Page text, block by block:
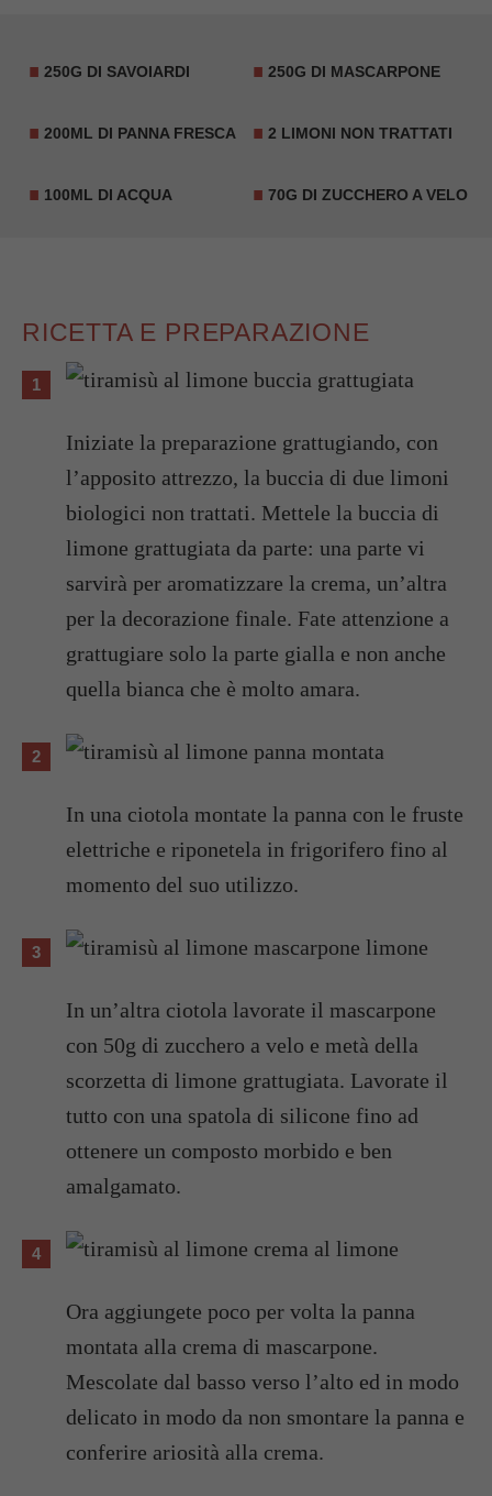
250G DI SAVOIARDI 250G DI MASCARPONE
200ML DI PANNA FRESCA 2 LIMONI NON TRATTATI
100ML DI ACQUA 70G DI ZUCCHERO A VELO
RICETTA E PREPARAZIONE
Iniziate la preparazione grattugiando, con
l’apposito attrezzo, la buccia di due limoni
biologici non trattati. Mettele la buccia di
limone grattugiata da parte: una parte vi
sarvirà per aromatizzare la crema, un’altra
per la decorazione finale. Fate attenzione a
grattugiare solo la parte gialla e non anche
quella bianca che è molto amara.
In una ciotola montate la panna con le fruste
elettriche e riponetela in frigorifero fino al
momento del suo utilizzo.
In un’altra ciotola lavorate il mascarpone
con 50g di zucchero a velo e metà della
scorzetta di limone grattugiata. Lavorate il
tutto con una spatola di silicone fino ad
ottenere un composto morbido e ben
amalgamato.
Ora aggiungete poco per volta la panna
montata alla crema di mascarpone.
Mescolate dal basso verso l’alto ed in modo
delicato in modo da non smontare la panna e
conferire ariosità alla crema.